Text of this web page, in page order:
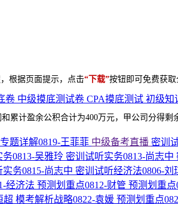
卷 中级摸底测试卷 CPA摸底测试 初级知
题详解0819-王菲菲 中级备考直播 密训
0813-吴雅玲 密训试听实务0813-尚志中
实务0815-尚志中 密训试听经济法0806-刘
经济法 预测划重点0812-财管 预测划重点
超 模考解析战略0822-袁媛 预测划重点
根据页面提示，点击“下载”按钮即可免费获
累计盈余公积合计为400万元，甲公司分得剩